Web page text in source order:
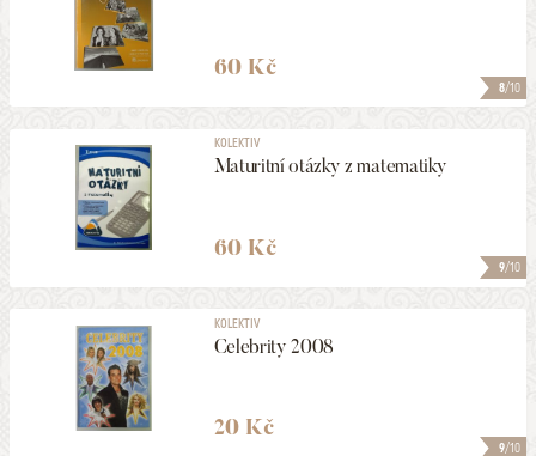
8/10
60 Kč
9/10
KOLEKTIV
Maturitní otázky z matematiky
60 Kč
9/10
KOLEKTIV
Celebrity 2008
20 Kč